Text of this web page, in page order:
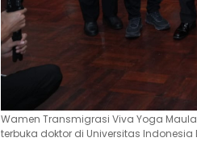
Wamen Transmigrasi Viva Yoga
terbuka doktor di Universitas